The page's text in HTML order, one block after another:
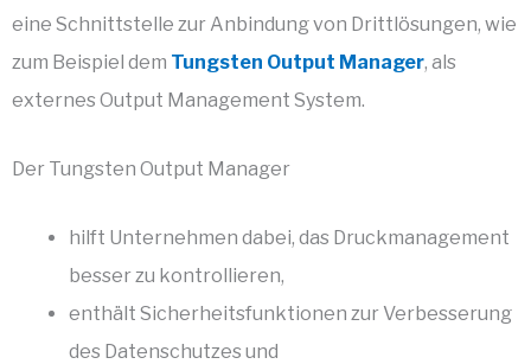
eine Schnittstelle zur Anbindung von Drittlösungen, wie
zum Beispiel dem Tungsten Output Manager, als
externes Output Management System.
Der Tungsten Output Manager
hilft Unternehmen dabei, das Druckmanagement
besser zu kontrollieren,
enthält Sicherheitsfunktionen zur Verbesserung
des Datenschutzes und